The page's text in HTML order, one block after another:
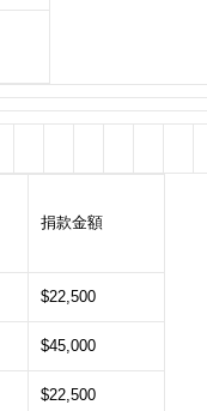
捐款金額
$22,500
$45,000
$22,500